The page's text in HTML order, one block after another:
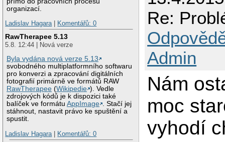
organizací.
Ladislav Hagara| Komentářů: 0
RawTherapee 5.13
5.8. 12:44 | Nová verze
Byla vydána nová verze 5.13
svobodného multiplatformního softwaru
pro konverzi a zpracování digitálních
fotografií primárně ve formátů RAW
RawTherapee (Wikipedie ). Vedle
zdrojových kódů je k dispozici také
balíček ve formátuAppImage . Stačí jej
stáhnout, nastavit právo ke spuštění a
spustit.
Ladislav Hagara| Komentářů: 0
Re:
Admin
Nám
moc
vyhodí